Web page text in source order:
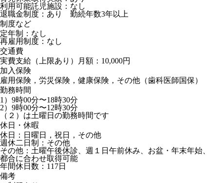
利用可能託児施設：なし
退職金制度：あり 勤続年数3年以上
制度など
定年制：なし
再雇用制度：なし
交通費
実費支給（上限あり）月額：10,000円
加入保険
雇用保険，労災保険，健康保険，その他（歯科医師国保）
勤務時間
1）9時00分〜18時30分
2）9時00分〜12時30分
（２）は土曜日の勤務時間です
休日・休暇
休日：日曜日，祝日，その他
週休二日制：その他
その他：土曜午後休診、週１日午前休み、お盆・年末年始、
都合に合わせ取得可能
年間休日数：117日
備考